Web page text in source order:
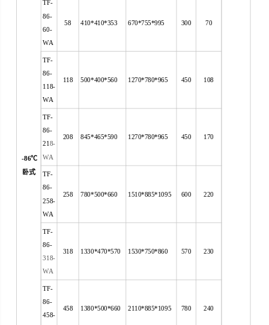
-86℃
卧式
TF-
86-
60-
WA
58 410*410*353 670*755*995 300 70
TF-
86-
118-
WA
118 500*400*560 1270*780*965 450 108
TF-
86-
218-
WA
208 845*465*590 1270*780*965 450 170
TF-
86-
258-
WA
258 780*500*660 1510*885*1095 600 220
TF-
86-
318-
WA
318 1330*470*570 1530*750*860 570 230
TF-
86-
458-
458 1380*500*660 2110*885*1095 780 240